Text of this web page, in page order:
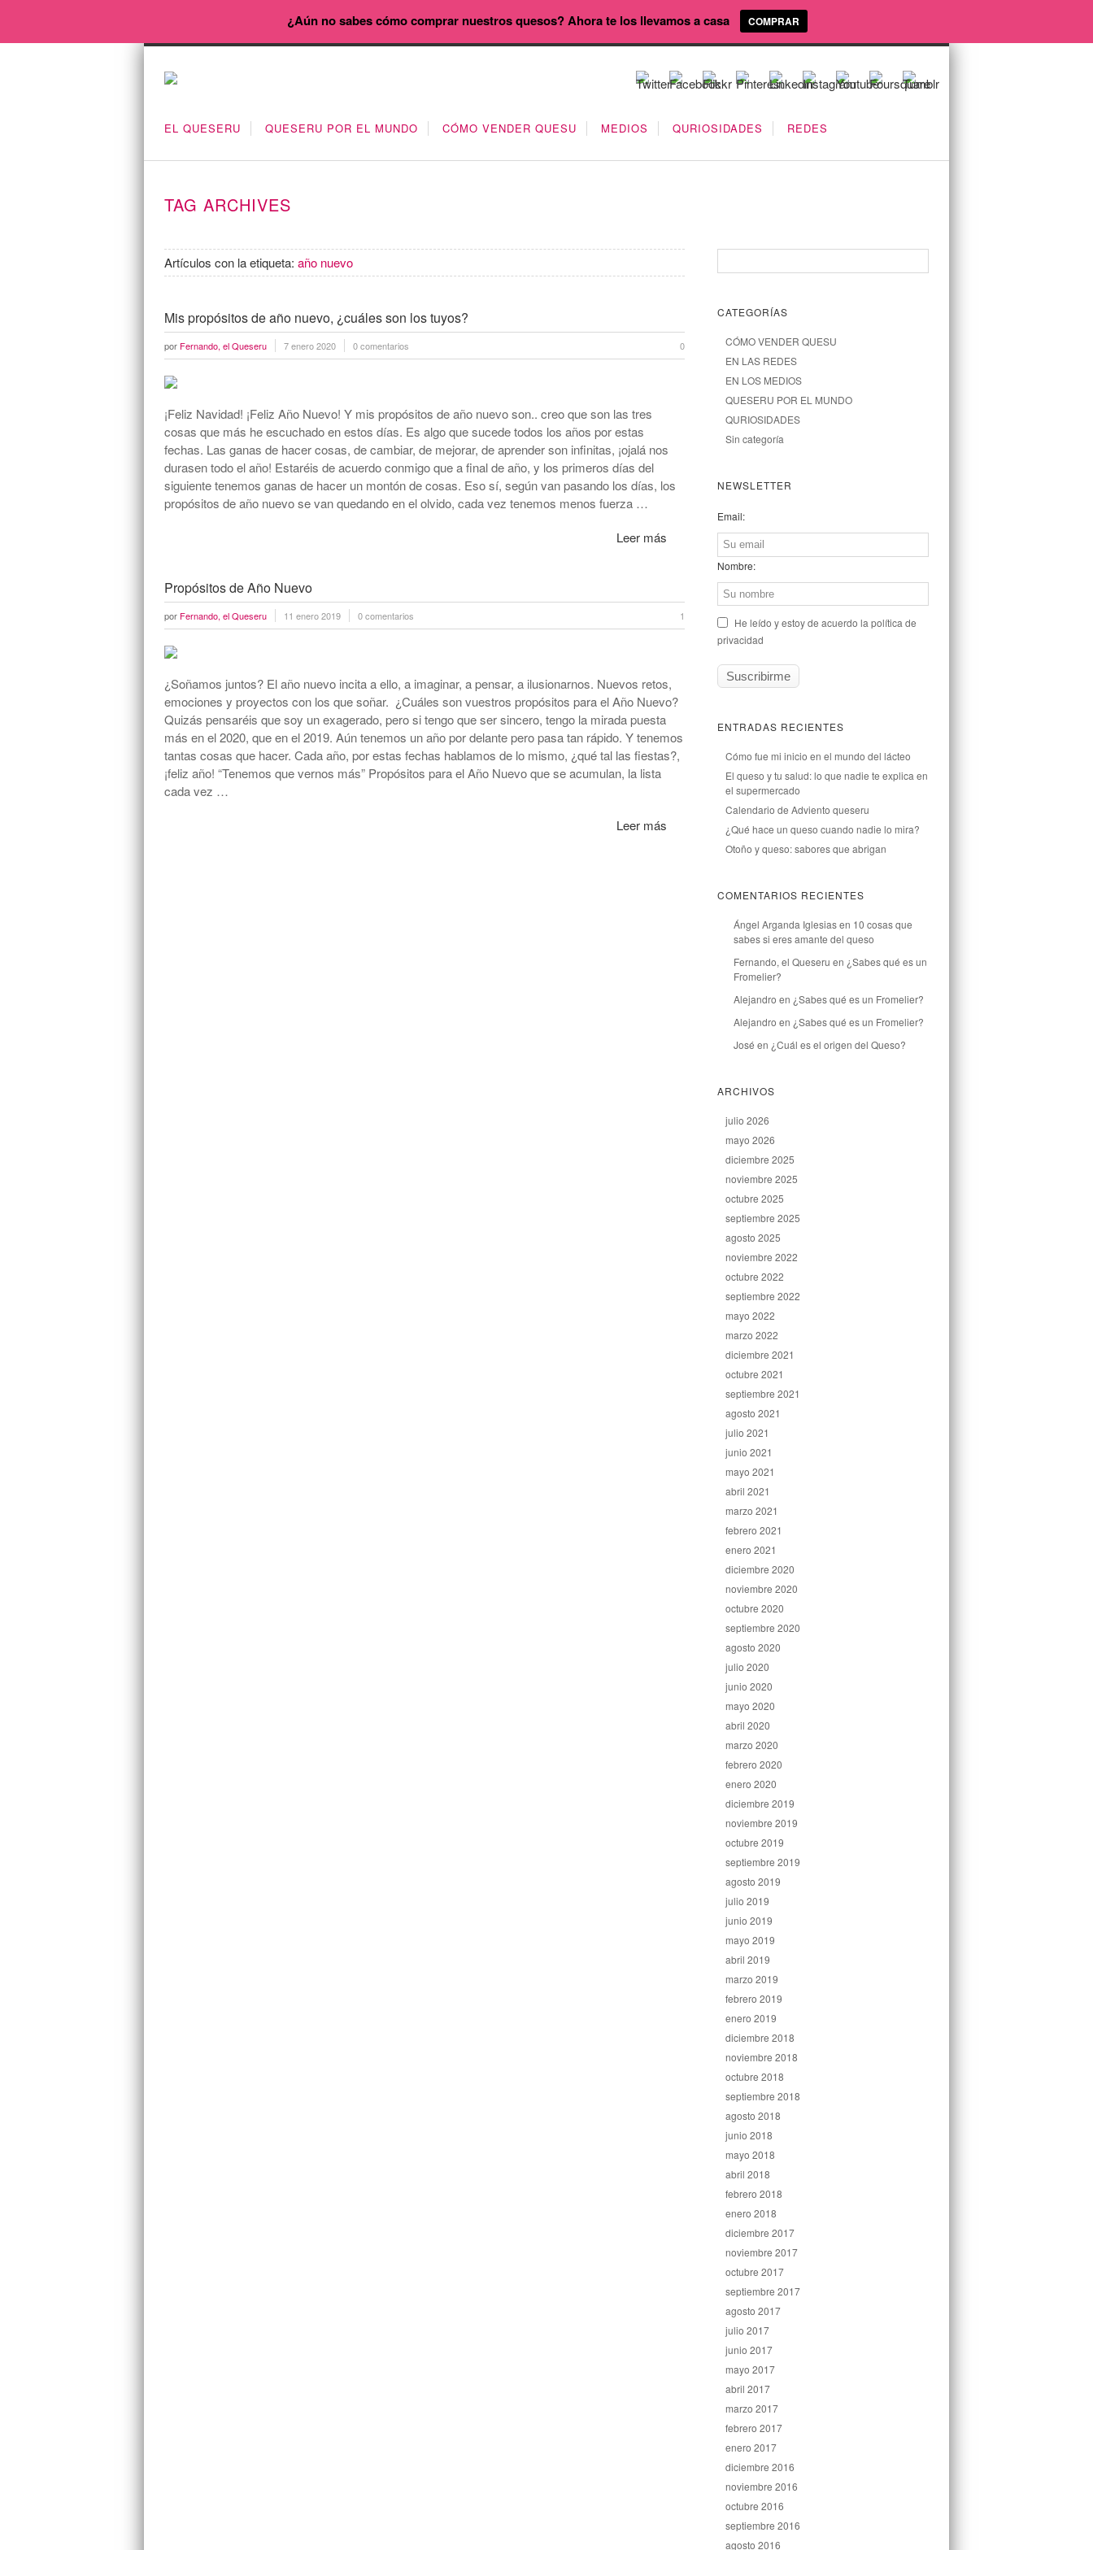
EL QUESERU QUESERU POR EL MUNDO CÓMO VENDER QUESU MEDIOS QURIOSIDADES REDES
TAG ARCHIVES
Artículos con la etiqueta: año nuevo
Mis propósitos de año nuevo, ¿cuáles son los tuyos?
por Fernando, el Queseru 7 enero 2020 0 comentarios 0
¡Feliz Navidad! ¡Feliz Año Nuevo! Y mis propósitos de año nuevo son.. creo que son las tres
cosas que más he escuchado en estos días. Es algo que sucede todos los años por estas
fechas. Las ganas de hacer cosas, de cambiar, de mejorar, de aprender son infinitas, ¡ojalá nos
durasen todo el año! Estaréis de acuerdo conmigo que a final de año, y los primeros días del
siguiente tenemos ganas de hacer un montón de cosas. Eso sí, según van pasando los días, los
propósitos de año nuevo se van quedando en el olvido, cada vez tenemos menos fuerza …
Leer más
Propósitos de Año Nuevo
por Fernando, el Queseru 11 enero 2019 0 comentarios 1
¿Soñamos juntos? El año nuevo incita a ello, a imaginar, a pensar, a ilusionarnos. Nuevos retos,
emociones y proyectos con los que soñar. ¿Cuáles son vuestros propósitos para el Año Nuevo?
Quizás pensaréis que soy un exagerado, pero si tengo que ser sincero, tengo la mirada puesta
más en el 2020, que en el 2019. Aún tenemos un año por delante pero pasa tan rápido. Y tenemos
tantas cosas que hacer. Cada año, por estas fechas hablamos de lo mismo, ¿qué tal las fiestas?,
¡feliz año! “Tenemos que vernos más” Propósitos para el Año Nuevo que se acumulan, la lista
cada vez …
Leer más
CATEGORÍAS
CÓMO VENDER QUESU
EN LAS REDES
EN LOS MEDIOS
QUESERU POR EL MUNDO
QURIOSIDADES
Sin categoría
NEWSLETTER
Email:
Nombre:
He leído y estoy de acuerdo la política de
privacidad
ENTRADAS RECIENTES
Cómo fue mi inicio en el mundo del lácteo
El queso y tu salud: lo que nadie te explica en
el supermercado
Calendario de Adviento queseru
¿Qué hace un queso cuando nadie lo mira?
Otoño y queso: sabores que abrigan
COMENTARIOS RECIENTES
Ángel Arganda Iglesiasen 10 cosas que
sabes si eres amante del queso
Fernando, el Queseru en ¿Sabes qué es un
Fromelier?
Alejandro en ¿Sabes qué es un Fromelier?
Alejandro en ¿Sabes qué es un Fromelier?
José en ¿Cuál es el origen del Queso?
ARCHIVOS
julio 2026
mayo 2026
diciembre 2025
noviembre 2025
octubre 2025
septiembre 2025
agosto 2025
noviembre 2022
octubre 2022
septiembre 2022
mayo 2022
marzo 2022
diciembre 2021
octubre 2021
septiembre 2021
agosto 2021
julio 2021
junio 2021
mayo 2021
abril 2021
marzo 2021
febrero 2021
enero 2021
diciembre 2020
noviembre 2020
octubre 2020
septiembre 2020
agosto 2020
julio 2020
junio 2020
mayo 2020
abril 2020
marzo 2020
febrero 2020
enero 2020
diciembre 2019
noviembre 2019
octubre 2019
septiembre 2019
agosto 2019
julio 2019
junio 2019
mayo 2019
abril 2019
marzo 2019
febrero 2019
enero 2019
diciembre 2018
noviembre 2018
octubre 2018
septiembre 2018
agosto 2018
junio 2018
mayo 2018
abril 2018
febrero 2018
enero 2018
diciembre 2017
noviembre 2017
octubre 2017
septiembre 2017
agosto 2017
julio 2017
junio 2017
mayo 2017
abril 2017
marzo 2017
febrero 2017
enero 2017
diciembre 2016
noviembre 2016
octubre 2016
septiembre 2016
agosto 2016
¿Aún no sabes cómo comprar nuestros quesos? Ahora te los llevamos a casa COMPRAR